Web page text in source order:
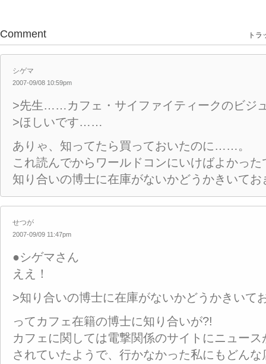
Comment トラ
シゲマ
2007-09/08 10:59pm
>先生……カフェ・サイファイティークのビジ
>ほしいです……
ありゃ、知ってたら買っておいたのに……。
これ読んでからワールドコンにいけばよかった
知り合いの博士に在庫がないかどうかきいてお
せつが
2007-09/09 11:47pm
●シゲマさん
ええ！
>知り合いの博士に在庫がないかどうかきいて
ってカフェ在籍の博士に知り合いが?!
カフェに関しては電撃関係のサイトにニュー
されていたようで、行かなかった私にもどん